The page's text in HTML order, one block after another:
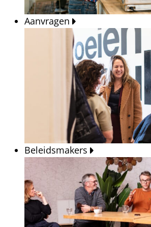
Aanvragen
Beleidsmakers